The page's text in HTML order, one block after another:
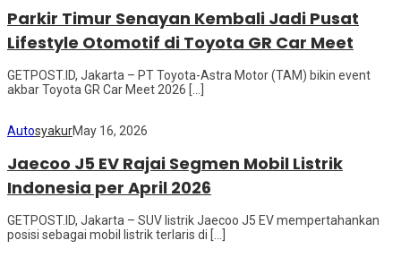
Parkir Timur Senayan Kembali Jadi Pusat
Lifestyle Otomotif di Toyota GR Car Meet
GETPOST.ID, Jakarta – PT Toyota-Astra Motor (TAM) bikin event
akbar Toyota GR Car Meet 2026 […]
AutosyakurMay 16, 2026
Jaecoo J5 EV Rajai Segmen Mobil Listrik
Indonesia per April 2026
GETPOST.ID, Jakarta – SUV listrik Jaecoo J5 EV mempertahankan
posisi sebagai mobil listrik terlaris di […]